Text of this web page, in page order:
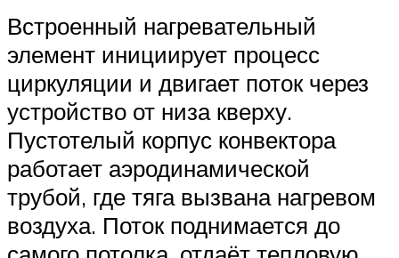
Встроенный нагревательный
элемент инициирует процесс
циркуляции и двигает поток через
устройство от низа кверху.
Пустотелый корпус конвектора
работает аэродинамической
трубой, где тяга вызвана нагревом
воздуха. Поток поднимается до